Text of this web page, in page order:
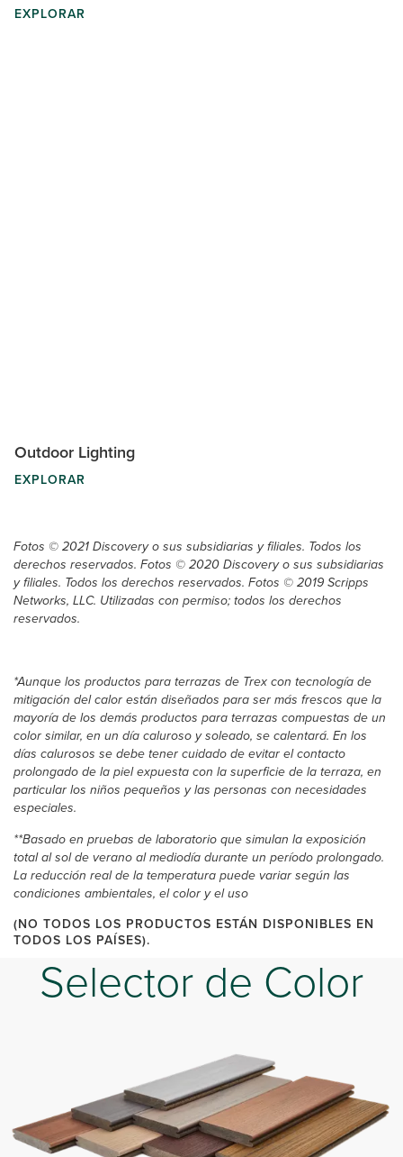
EXPLORAR
Outdoor Lighting
EXPLORAR
Fotos © 2021 Discovery o sus subsidiarias y filiales. Todos los
derechos reservados. Fotos © 2020 Discovery o sus subsidiarias
y filiales. Todos los derechos reservados. Fotos © 2019 Scripps
Networks, LLC. Utilizadas con permiso; todos los derechos
reservados.
*Aunque los productos para terrazas de Trex con tecnología de
mitigación del calor están diseñados para ser más frescos que la
mayoría de los demás productos para terrazas compuestas de un
color similar, en un día caluroso y soleado, se calentará. En los
días calurosos se debe tener cuidado de evitar el contacto
prolongado de la piel expuesta con la superficie de la terraza, en
particular los niños pequeños y las personas con necesidades
especiales.
**Basado en pruebas de laboratorio que simulan la exposición
total al sol de verano al mediodía durante un período prolongado.
La reducción real de la temperatura puede variar según las
condiciones ambientales, el color y el uso
(NO TODOS LOS PRODUCTOS ESTÁN DISPONIBLES EN
TODOS LOS PAÍSES).
Selector de Color